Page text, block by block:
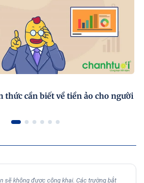
thức cần biết về tiền ảo cho người
sẽ không được công khai. Các trường bắt